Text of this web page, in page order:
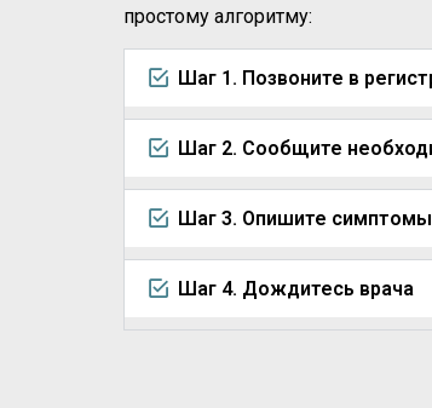
простому алгоритму:
Шаг 1. Позвоните в
Шаг 2. Сообщите
Шаг 3. Опишите
Шаг 4. Дождитесь врача